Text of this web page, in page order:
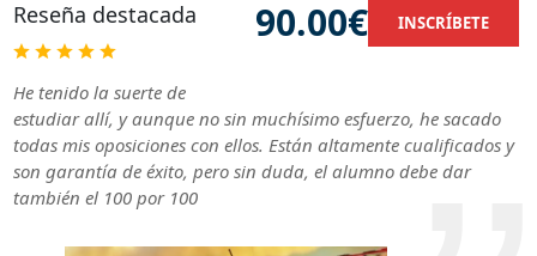
90.00€ INSCRÍBETE
Reseña destacada
He tenido la suerte de
estudiar allí, y aunque no sin muchísimo esfuerzo, he sacado
todas mis oposiciones con ellos. Están altamente cualificados y
son garantía de éxito, pero sin duda, el alumno debe dar
también el 100 por 100